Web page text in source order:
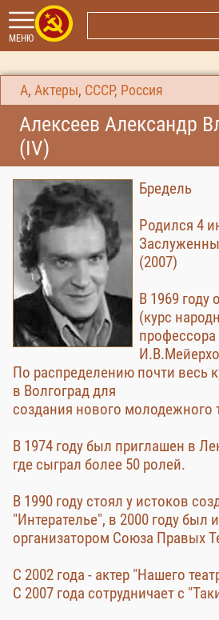
МЕНЮ
А, Актеры, СССР, Россия
Алексеев Александр
(IV)
Бредель
Родился 4
(2007)
В 1969
(курс
По распределению почти весь
в Волгоград для
создания нового молодежного
В 1974 году был приглашен в
где сыграл более 50 ролей.
В 1990 году стоял у истоков
"Интерателье", в 2000 году был
организатором Союза Правых
С 2002 года - актер "Нашего
С 2007 года сотрудничает с